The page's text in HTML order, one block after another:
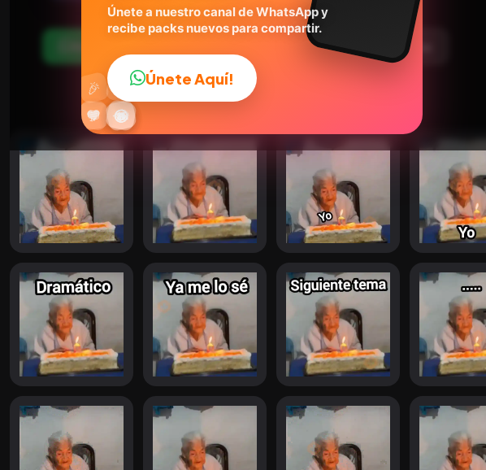
Agregar a favoritos
😎
😂
🔥
💬
❤️ ✨
🤩
😜
🎉 👍
Únete a nuestro canal de WhatsApp y
recibe packs nuevos para compartir.
Únete Aquí!